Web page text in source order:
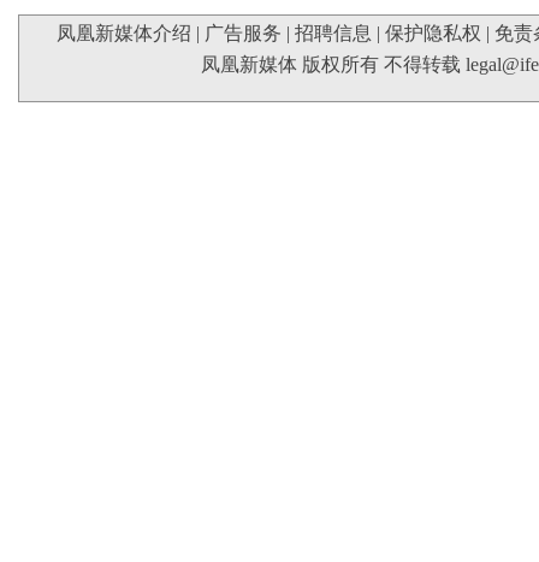
凤凰新媒体介绍 | 广告服务 | 招聘信息 | 保护隐私权 | 免责
凤凰新媒体 版权所有 不得转载